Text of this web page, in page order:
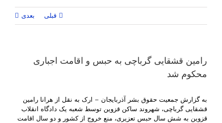
قبلی بعدی
رامین قشقایی گرباچی به حبس و اقامت اجباری
محکوم شد
به گزارش جمعیت حقوق بشر آذربایجان – ارک به نقل از هرانا رامین
قشقایی گرباچی، شهروند ساکن قزوین توسط شعبه یک دادگاه انقلاب
قزوین به شش سال حبس تعزیری، منع خروج از کشور و دو سال اقامت